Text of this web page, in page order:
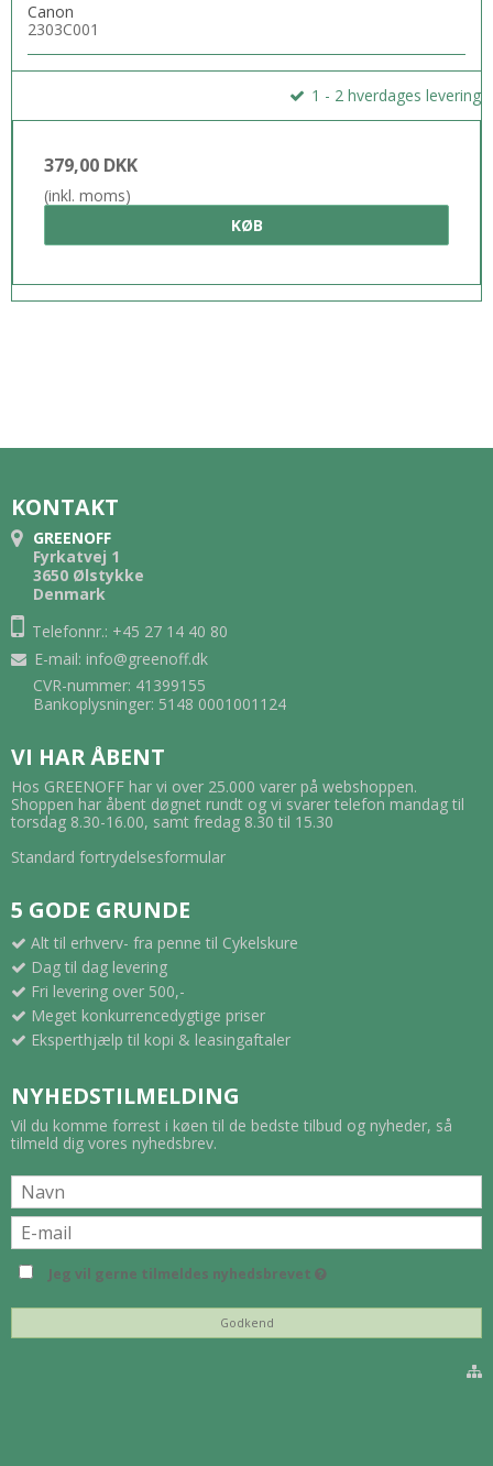
Canon
2303C001
1 - 2 hverdages levering
379,00 DKK
(inkl. moms)
KØB
KONTAKT
GREENOFF
Fyrkatvej 1
3650 Ølstykke
Denmark
Telefonnr.: +45 27 14 40 80
E-mail: info@greenoff.dk
CVR-nummer: 41399155
Bankoplysninger: 5148 0001001124
VI HAR ÅBENT
Hos GREENOFF har vi over 25.000 varer på webshoppen.
Shoppen har åbent døgnet rundt og vi svarer telefon mandag til
torsdag 8.30-16.00, samt fredag 8.30 til 15.30
Standard fortrydelsesformular
5 GODE GRUNDE
Alt til erhverv- fra penne til Cykelskure
Dag til dag levering
Fri levering over 500,-
Meget konkurrencedygtige priser
Eksperthjælp til kopi & leasingaftaler
NYHEDSTILMELDING
Vil du komme forrest i køen til de bedste tilbud og nyheder, så
tilmeld dig vores nyhedsbrev.
Jeg vil gerne tilmeldes nyhedsbrevet
Godkend